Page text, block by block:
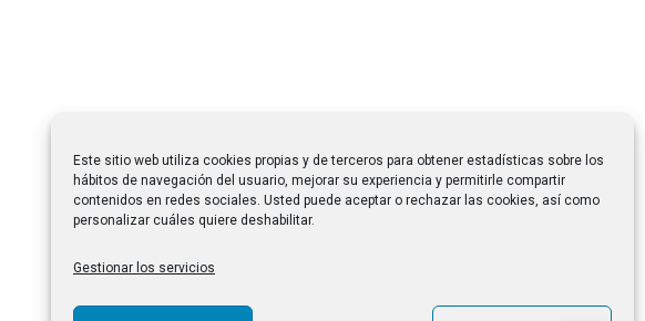
Este sitio web utiliza cookies propias y de terceros para obtener estadísticas sobre los
hábitos de navegación del usuario, mejorar su experiencia y permitirle compartir
contenidos en redes sociales. Usted puede aceptar o rechazar las cookies, así como
personalizar cuáles quiere deshabilitar.
Gestionar los servicios